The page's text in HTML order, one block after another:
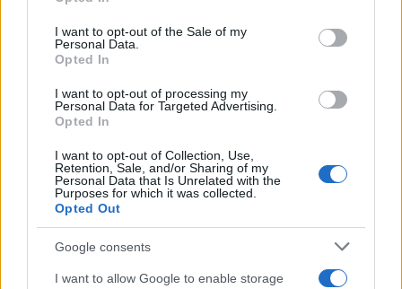
I want to opt-out of the Sale of my
Personal Data.
Opted In
I want to opt-out of processing my
Personal Data for Targeted Advertising.
Opted In
I want to opt-out of Collection, Use,
Retention, Sale, and/or Sharing of my
Personal Data that Is Unrelated with the
Purposes for which it was collected.
Opted Out
Google consents
I want to allow Google to enable storage
niente, lo dicevano già per Monti, che poi fece
macelli, lo dicono ogni volta che si prende un
burocrate come sostituto della politica. Ma la
la gestione del potere, con la perpetuazione del
potere.
A ciascuno il suo! Potrà Draghi risolvere, solo per
cominciare, la implosione della magistratura, la
metastasi della burocrazia, la pandemia fiscale
che origina evasione, i settecentocinquanta
cantieri fermi, la paralisi della scuola, lo sbando